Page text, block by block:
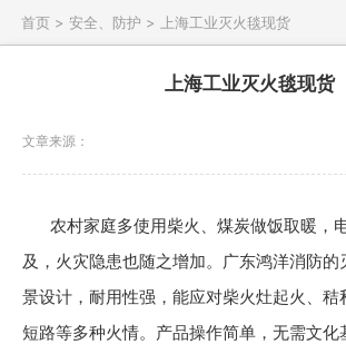
首页 > 安全、防护 > 上海工业灭火毯现货
上海工业灭火毯现货
文章来源：
农村家庭多使用柴火、煤炭做饭取暖，
及，火灾隐患也随之增加。广东鸿洋消防的
景设计，耐用性强，能应对柴火灶起火、秸
短路等多种火情。产品操作简单，无需文化